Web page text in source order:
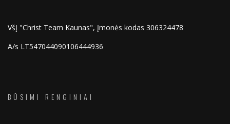
VšĮ "Christ Team Kaunas", Įmonės kodas 306324478
A/s LT547044090106444936
BŪSIMI RENGINIAI